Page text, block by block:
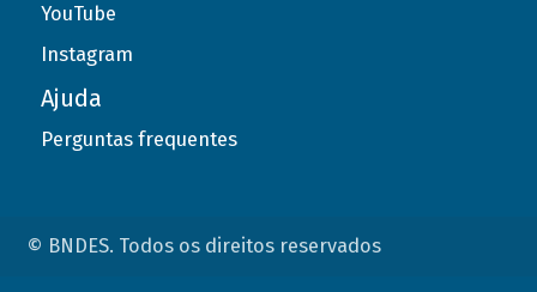
YouTube
Instagram
Ajuda
Perguntas frequentes
© BNDES. Todos os direitos reservados